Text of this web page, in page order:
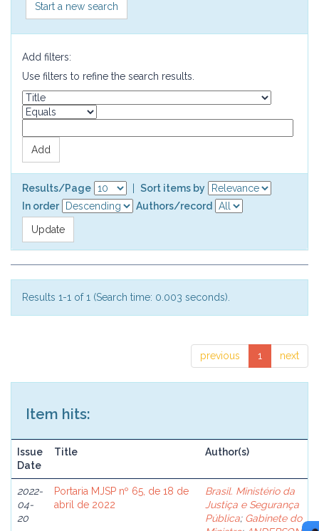
Start a new search
Add filters:
Use filters to refine the search results.
Results/Page
Sort items by
In order
Authors/record
Results 1-1 of 1 (Search time: 0.003 seconds).
previous 1 next
Item hits:
Issue
Date
Title Author(s)
2022-
04-
20
Portaria MJSP nº 65, de 18 de
abril de 2022
Brasil. Ministério da
Justiça e Segurança
Pública; Gabinete do